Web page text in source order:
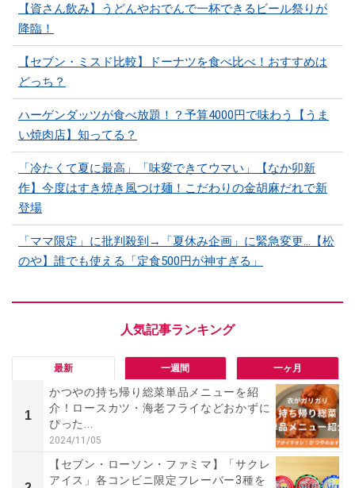
【資さん飲み】うどんやおでんで一杯できるビール祭りが
降臨！
【セブン・ミスド比較】ドーナツを食べ比べ！おすすめは
どっち？
ハーゲンダッツが食べ放題！？予算4000円で味わう【うま
い焼肉店】知ってる？
「冷たくて夏に最高」「味変できてウマい」【なか卯新
作】今度はすき焼き風つけ麺！こだわりの金胡麻だれで新
登場
「ママ限定」に批判殺到→「夏休み企画」に緊急変更…【松
のや】誰でも使える「定食500円が神すぎる」
最新 一週間 一ヶ月
1
かつやの持ち帰り総菜単品メニューを紹
介！ロースカツ・海老フライなどおかずに
ぴった...
2024/11/05
【セブン・ローソン・ファミマ】「サクレ
アイス」各コンビニ限定フレーバー3種を